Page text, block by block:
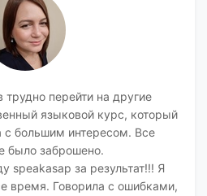
трудно перейти на другие
языковой курс, который
с большим интересом. Все
было заброшено.
speakasap за результат!!! Я
время. Говорила с ошибками,